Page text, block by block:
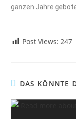
ganzen Jahre
Post Views: 247
DAS KÖNNTE